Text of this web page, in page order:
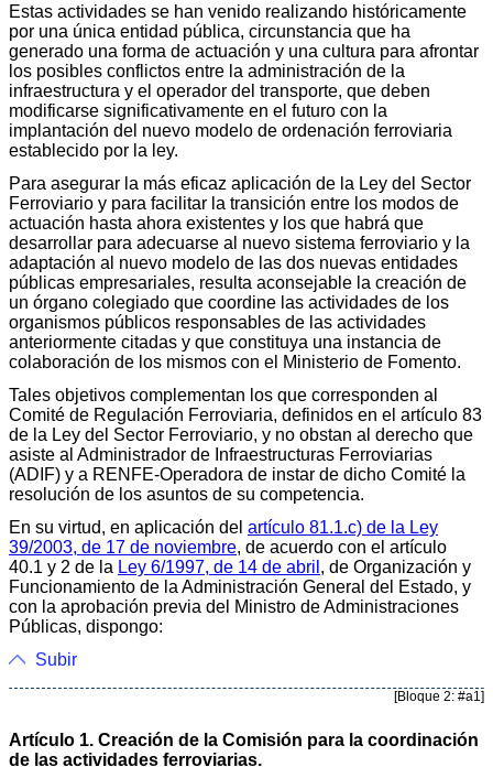
Estas actividades se han venido realizando históricamente
por una única entidad pública, circunstancia que ha
generado una forma de actuación y una cultura para afrontar
los posibles conflictos entre la administración de la
infraestructura y el operador del transporte, que deben
modificarse significativamente en el futuro con la
implantación del nuevo modelo de ordenación ferroviaria
establecido por la ley.
Para asegurar la más eficaz aplicación de la Ley del Sector
Ferroviario y para facilitar la transición entre los modos de
actuación hasta ahora existentes y los que habrá que
desarrollar para adecuarse al nuevo sistema ferroviario y la
adaptación al nuevo modelo de las dos nuevas entidades
públicas empresariales, resulta aconsejable la creación de
un órgano colegiado que coordine las actividades de los
organismos públicos responsables de las actividades
anteriormente citadas y que constituya una instancia de
colaboración de los mismos con el Ministerio de Fomento.
Tales objetivos complementan los que corresponden al
Comité de Regulación Ferroviaria, definidos en el artículo 83
de la Ley del Sector Ferroviario, y no obstan al derecho que
asiste al Administrador de Infraestructuras Ferroviarias
(ADIF) y a RENFE-Operadora de instar de dicho Comité la
resolución de los asuntos de su competencia.
En su virtud, en aplicación del artículo 81.1.c) de la Ley
39/2003, de 17 de noviembre, de acuerdo con el artículo
40.1 y 2 de la Ley 6/1997, de 14 de abril , de Organización y
Funcionamiento de la Administración General del Estado, y
con la aprobación previa del Ministro de Administraciones
Públicas, dispongo:
Subir
[Bloque 2: #a1]
Artículo 1. Creación de la Comisión para la coordinación
de las actividades ferroviarias.